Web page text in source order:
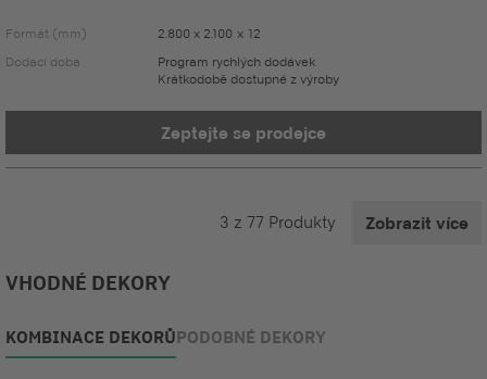
Formát (mm)
2.800 x 2.100 x 12
Dodací doba
Program rychlých dodávek
Krátkodobě dostupné z výroby
Zeptejte se prodejce
3 z 77 Produkty Zobrazit více
VHODNÉ DEKORY
KOMBINACE DEKORŮPODOBNÉ DEKORY